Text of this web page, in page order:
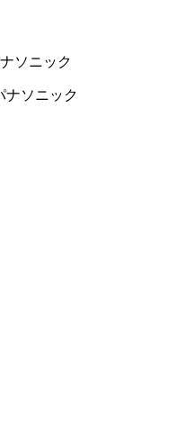
ソニック
ナソニック